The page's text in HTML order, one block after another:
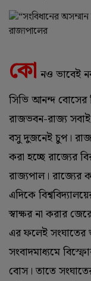
কো নও ভাবেই
সিভি আনন্দ বোসের
রাজভবন-রাজ্য
বসু দুজনেই চুপ।
করা হচ্ছে রাজ্যের
রাজ্যপাল। রাজ্যের
এদিকে
স্বাক্ষর না করার
এর ফলেই সংঘাতের
সংবাদমাধ্যমে
বোস। তাতে